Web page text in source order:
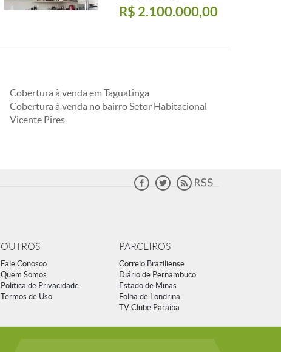
R$ 2.100.000,00
Cobertura à venda em Taguatinga
Cobertura à venda no bairro Setor Habitacional
Vicente Pires
OUTROS
Fale Conosco
Quem Somos
Política de Privacidade
Termos de Uso
PARCEIROS
Correio Braziliense
Diário de Pernambuco
Estado de Minas
Folha de Londrina
TV Clube Paraíba